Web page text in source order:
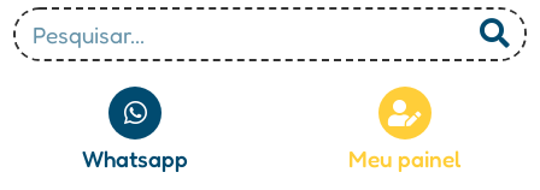
Whatsapp Meu painel